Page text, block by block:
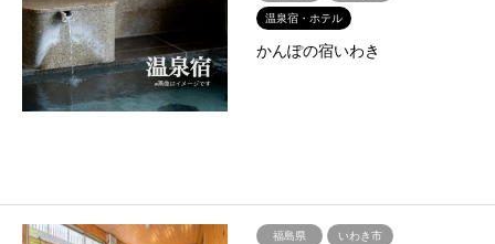
温泉宿・ホテル
かんぽの宿いわき
福島県
いわき市